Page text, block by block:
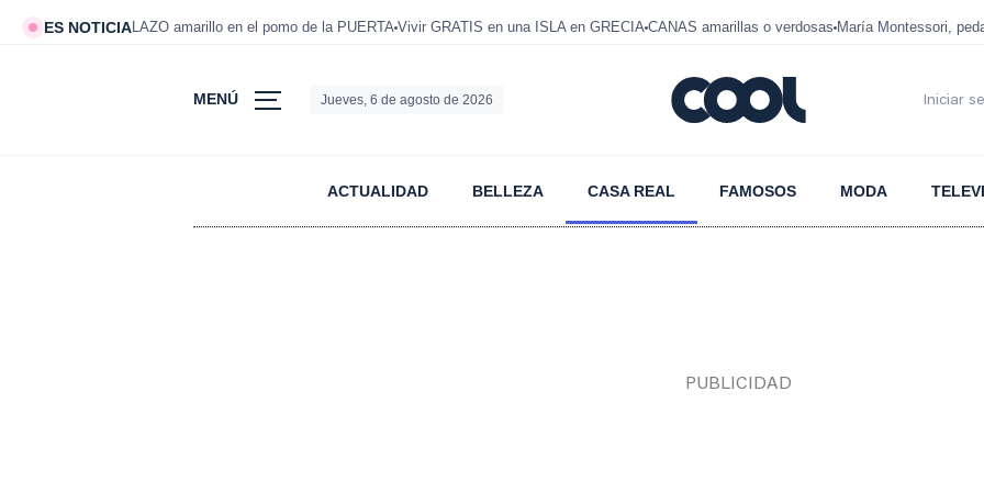
ES NOTICIALAZO amarillo en el pomo de la PUERTA Vivir GRATIS en una ISLA en GRECIA CANAS amarillas o verdosas María Montessori,
MENÚ Jueves, 6 de agosto de 2026 Iniciar
ACTUALIDAD BELLEZA CASA REAL FAMOSOS MODA